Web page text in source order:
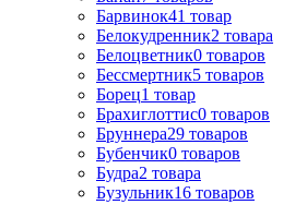
Барвинок41 товар
Белокудренник2 товара
Белоцветник0 товаров
Бессмертник5 товаров
Борец1 товар
Брахиглоттис0 товаров
Бруннера29 товаров
Бубенчик0 товаров
Будра2 товара
Бузульник16 товаров